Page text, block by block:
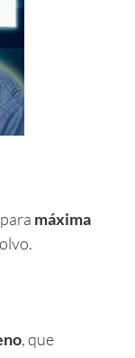
máxima
, que